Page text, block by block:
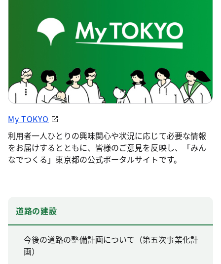
My TOKYO
利用者一人ひとりの興味関心や状況に応じて必要な情報
をお届けするとともに、皆様のご意見を反映し、「みん
なでつくる」東京都の公式ポータルサイトです。
道路の建設
今後の道路の整備計画について（第五次事業化計
画）